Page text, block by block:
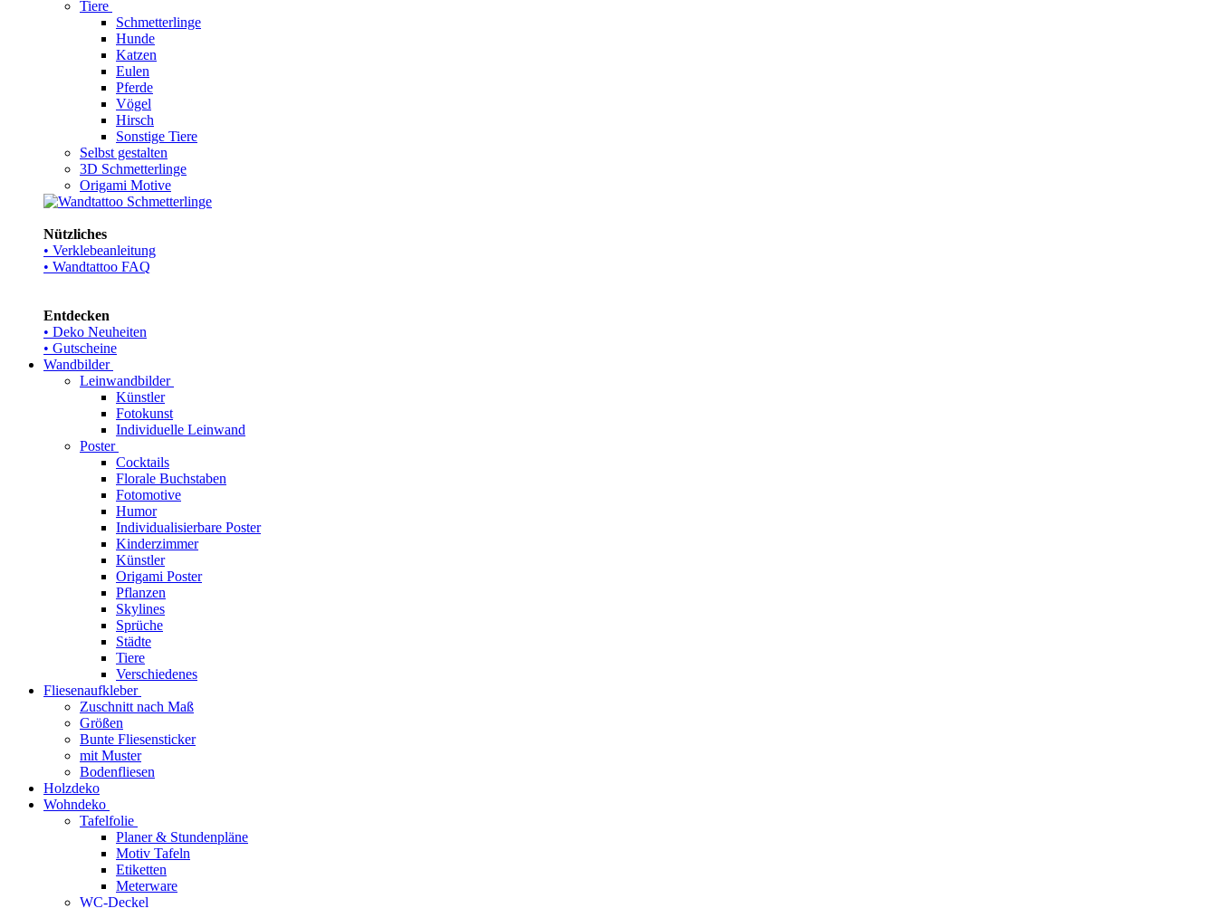
Tiere
Schmetterlinge
Hunde
Katzen
Eulen
Pferde
Vögel
Hirsch
Sonstige Tiere
Selbst gestalten
3D Schmetterlinge
Origami Motive
Nützliches
• Verklebeanleitung
• Wandtattoo FAQ
Entdecken
• Deko Neuheiten
• Gutscheine
Wandbilder
Leinwandbilder
Künstler
Fotokunst
Individuelle Leinwand
Poster
Cocktails
Florale Buchstaben
Fotomotive
Humor
Individualisierbare Poster
Kinderzimmer
Künstler
Origami Poster
Pflanzen
Skylines
Sprüche
Städte
Tiere
Verschiedenes
Fliesenaufkleber
Zuschnitt nach Maß
Größen
Bunte Fliesensticker
mit Muster
Bodenfliesen
Holzdeko
Wohndeko
Tafelfolie
Planer & Stundenpläne
Motiv Tafeln
Etiketten
Meterware
WC-Deckel